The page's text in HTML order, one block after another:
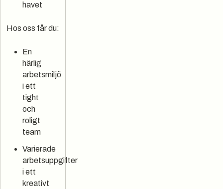
havet
Hos oss får du:
En
härlig
arbetsmiljö
i ett
tight
och
roligt
team
Varierade
arbetsuppgifter
i ett
kreativt